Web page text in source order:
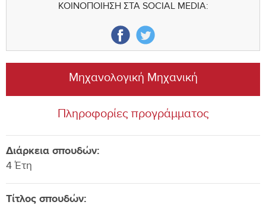
ΚΟΙΝΟΠΟΙΗΣΗ ΣΤΑ SOCIAL MEDIA:
Μηχανολογική Μηχανική
Πληροφορίες προγράμματος
Διάρκεια σπουδών:
4 Έτη
Τίτλος σπουδών: